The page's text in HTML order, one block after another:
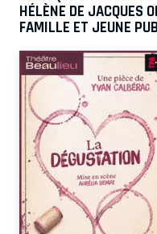
HÉLÈNE DE JACQUES
FAMILLE ET JEUNE